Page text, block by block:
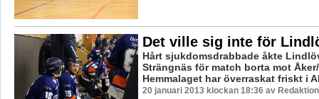
Det ville sig inte för
Hårt sjukdomsdrabbade åkte
Strängnäs för match borta mot
Hemmalaget har överraskat friskt i
20 januari 2013 klockan 18:36 av